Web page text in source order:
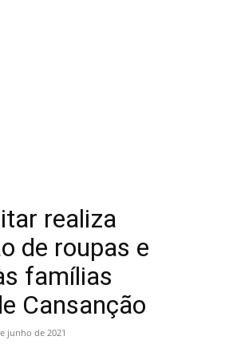
realiza
de roupas e
famílias
Cansanção
junho de 2021